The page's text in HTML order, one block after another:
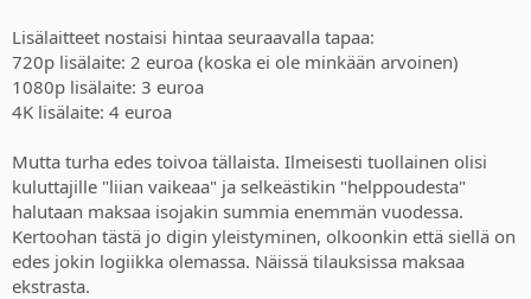
Lisälaitteet nostaisi hintaa seuraavalla tapaa:
720p lisälaite: 2 euroa (koska ei ole minkään arvoinen)
1080p lisälaite: 3 euroa
4K lisälaite: 4 euroa
Mutta turha edes toivoa tällaista. Ilmeisesti tuollainen olisi
kuluttajille "liian vaikeaa" ja selkeästikin "helppoudesta"
halutaan maksaa isojakin summia enemmän vuodessa.
Kertoohan tästä jo digin yleistyminen, olkoonkin että siellä on
edes jokin logiikka olemassa. Näissä tilauksissa maksaa
ekstrasta.